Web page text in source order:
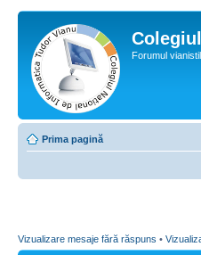
Forumul
Prima pagină
Vizualizare mesaje fără răspuns •